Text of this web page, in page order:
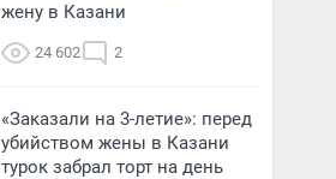
жену в Казани
24 602 2
«Заказали на 3-летие»: перед
убийством жены в Казани
турок забрал торт на день